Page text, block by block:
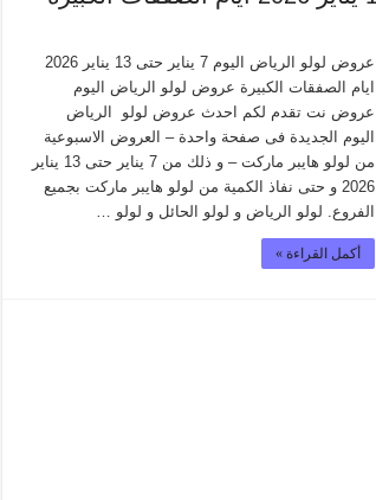
عروض لولو الرياض اليوم 7 يناير حتى 13 يناير 2026
ايام الصفقات الكبيرة عروض لولو الرياض اليوم
عروض نت تقدم لكم احدث عروض لولو الرياض
اليوم الجديدة فى صفحة واحدة – العروض الاسبوعية
من لولو هايبر ماركت – و ذلك من 7 يناير حتى 13 يناير
2026 و حتى نفاذ الكمية من لولو هايبر ماركت بجميع
الفروع. لولو الرياض و لولو الحائل و لولو …
أكمل القراءة »